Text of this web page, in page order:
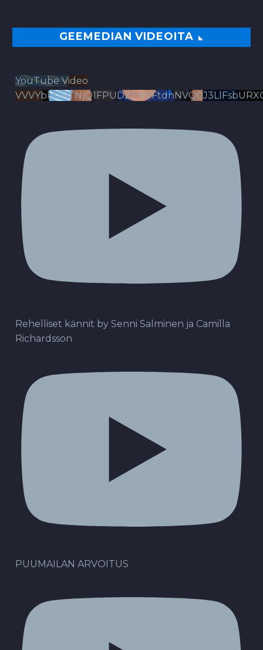
GEEMEDIAN VIDEOITA
YouTube Video
Rehelliset kännit by Senni Salminen ja Camilla
Richardsson
PUUMAILAN ARVOITUS